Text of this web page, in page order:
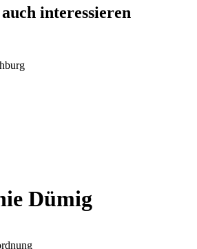
interessieren
Dümig